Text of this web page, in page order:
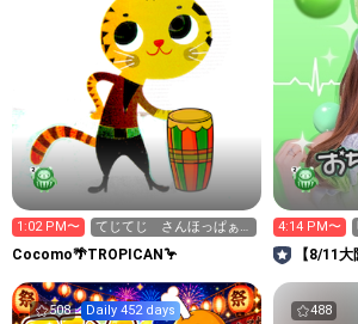
1:02 PM〜
てじてじ さんほっぱぁ
ーさんが100回目の訪問🎉
Cocomo🌴TROPICAN🦩
4:14 PM〜
【8/11
508 Daily 452 days 488